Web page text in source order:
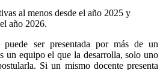
al menos desde el año 2025 y
año 2026.
ser presentada por más de un
un equipo el que la desarrolla, solo uno
Si un mismo docente presenta